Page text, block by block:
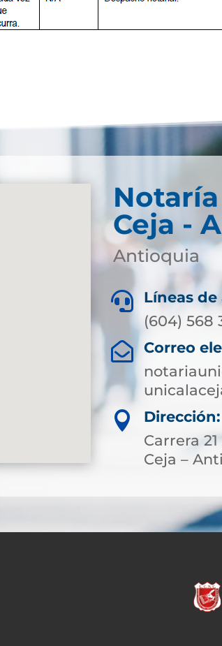
Ceja -
Antioquia

Líneas
(604) 568

Correo

Dirección:
Carrera
Ceja –